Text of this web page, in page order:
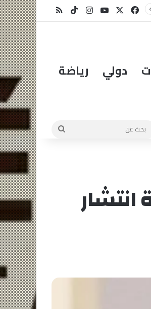
فيسبوكيوتيوبانستقرام
‫TikTokملخص الموقع RSS
دولي رياضة
بحث